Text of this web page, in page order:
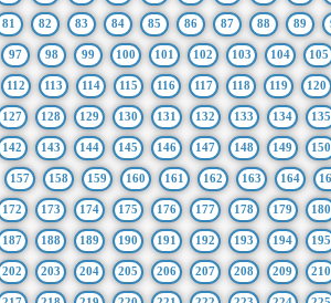
81 82 83 84 85 86 87 88 89
97 98 99 100 101 102 103 104 105
112 113 114 115 116 117 118 119 120
127 128 129 130 131 132 133 134 135
142 143 144 145 146 147 148 149 150
157 158 159 160 161 162 163 164
172 173 174 175 176 177 178 179 180
187 188 189 190 191 192 193 194 195
202 203 204 205 206 207 208 209 210